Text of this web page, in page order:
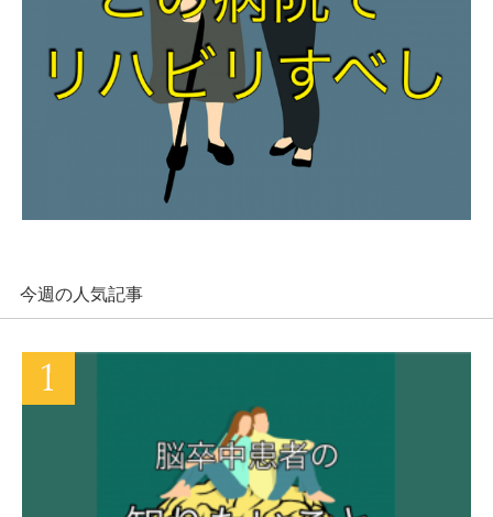
今週の人気記事